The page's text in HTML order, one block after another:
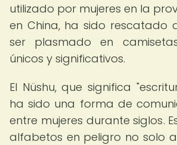
utilizado por mujeres en la
en China, ha sido rescatado
ser plasmado en
únicos y significativos.
El Nüshu, que significa
ha sido una forma de
entre mujeres durante siglos.
alfabetos en peligro no solo